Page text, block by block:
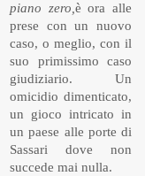
piano zero, è ora alle
prese con un nuovo
caso, o meglio, con il
suo primissimo caso
giudiziario. Un
omicidio dimenticato,
un gioco intricato in
un paese alle porte di
Sassari dove non
succede mai nulla.